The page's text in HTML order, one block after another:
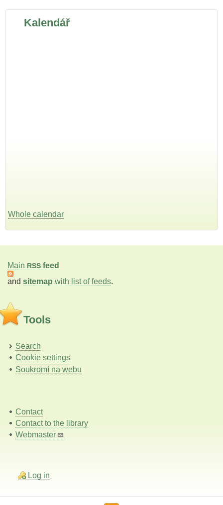
Kalendář
Whole calendar
Main RSS feed
and sitemap with list of feeds.
Tools
Search
Cookie settings
Soukromí na webu
Contact
Contact to the library
Webmaster
Log in